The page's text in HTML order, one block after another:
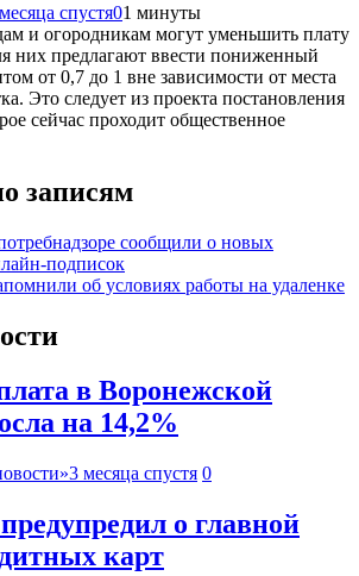
спустя01 минуты
и огородникам могут уменьшить плату
них предлагают ввести пониженный
от 0,7 до 1 вне зависимости от места
Это следует из проекта постановления
сейчас проходит общественное
записям
сообщили о новых
подписок
об условиях работы на удаленке
в Воронежской
на 14,2%
3 месяца спустя 0
о главной
карт